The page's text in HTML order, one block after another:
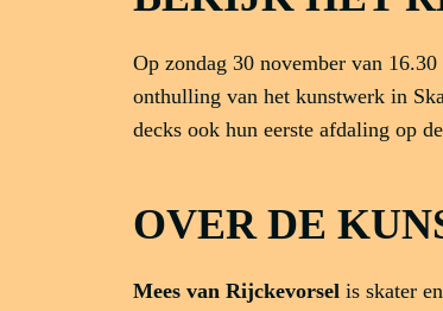
Op zondag 30 november van
onthulling van het kunstwerk in
decks ook hun eerste afdaling op
OVER DE
Mees van Rijckevorsel is skater